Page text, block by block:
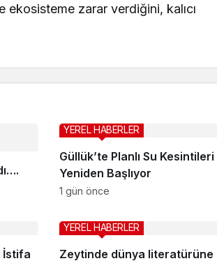
ekosisteme zarar verdiğini, kalıcı
Güllük’te Planlı Su Kesintileri
Yeniden Başlıyor
YEREL HABERLER
1 gün önce
İstifa Zeytinde dünya literatürüne
YEREL HABERLER